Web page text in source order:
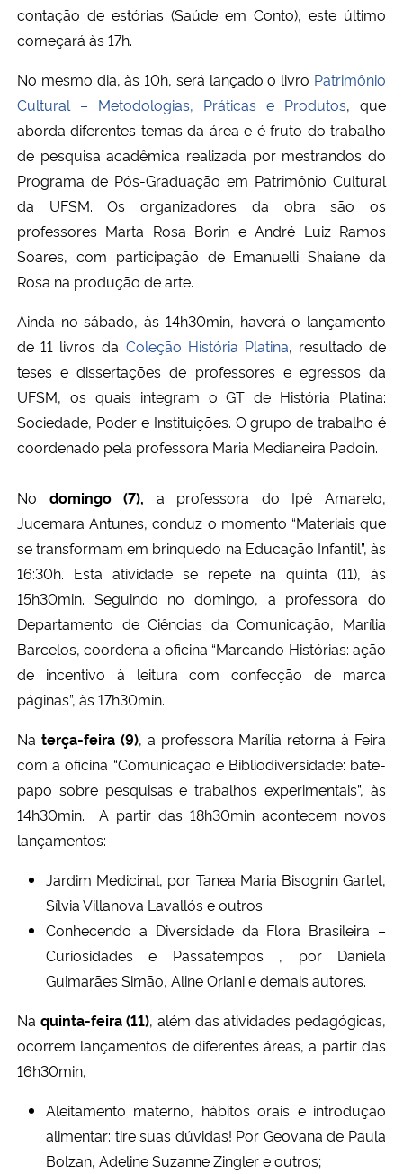
contação de estórias (Saúde em Conto), este último
começará às 17h.
No mesmo dia, às 10h, será lançado o livro Patrimônio
Cultural – Metodologias, Práticas e Produtos, que
aborda diferentes temas da área e é fruto do trabalho
de pesquisa acadêmica realizada por mestrandos do
Programa de Pós-Graduação em Patrimônio Cultural
da UFSM. Os organizadores da obra são os
professores Marta Rosa Borin e André Luiz Ramos
Soares, com participação de Emanuelli Shaiane da
Rosa na produção de arte.
Ainda no sábado, às 14h30min, haverá o lançamento
de 11 livros da Coleção História Platina, resultado de
teses e dissertações de professores e egressos da
UFSM, os quais integram o GT de História Platina:
Sociedade, Poder e Instituições. O grupo de trabalho é
coordenado pela professora Maria Medianeira Padoin.
No domingo (7), a professora do Ipê Amarelo,
Jucemara Antunes, conduz o momento “Materiais que
se transformam em brinquedo na Educação Infantil”, às
16:30h. Esta atividade se repete na quinta (11), às
15h30min. Seguindo no domingo, a professora do
Departamento de Ciências da Comunicação, Marília
Barcelos, coordena a oficina “Marcando Histórias: ação
de incentivo à leitura com confecção de marca
páginas”, às 17h30min.
Na terça-feira (9), a professora Marília retorna à Feira
com a oficina “Comunicação e Bibliodiversidade: bate-
papo sobre pesquisas e trabalhos experimentais”, às
14h30min. A partir das 18h30min acontecem novos
lançamentos:
Jardim Medicinal, por Tanea Maria Bisognin Garlet,
Sílvia Villanova Lavallós e outros
Conhecendo a Diversidade da Flora Brasileira –
Curiosidades e Passatempos , por Daniela
Guimarães Simão, Aline Oriani e demais autores.
Na quinta-feira (11), além das atividades pedagógicas,
ocorrem lançamentos de diferentes áreas, a partir das
16h30min,
Aleitamento materno, hábitos orais e introdução
alimentar: tire suas dúvidas! Por Geovana de Paula
Bolzan, Adeline Suzanne Zingler e outros;